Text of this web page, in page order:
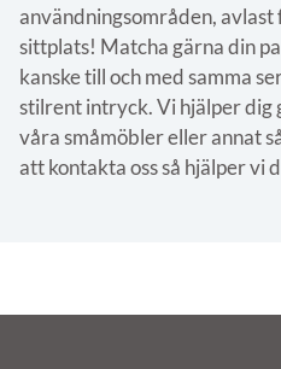
användningsområden,
sittplats! Matcha gärna din
kanske till och med samma
stilrent intryck. Vi hjälper dig
våra småmöbler eller annat
att kontakta oss så hjälper vi